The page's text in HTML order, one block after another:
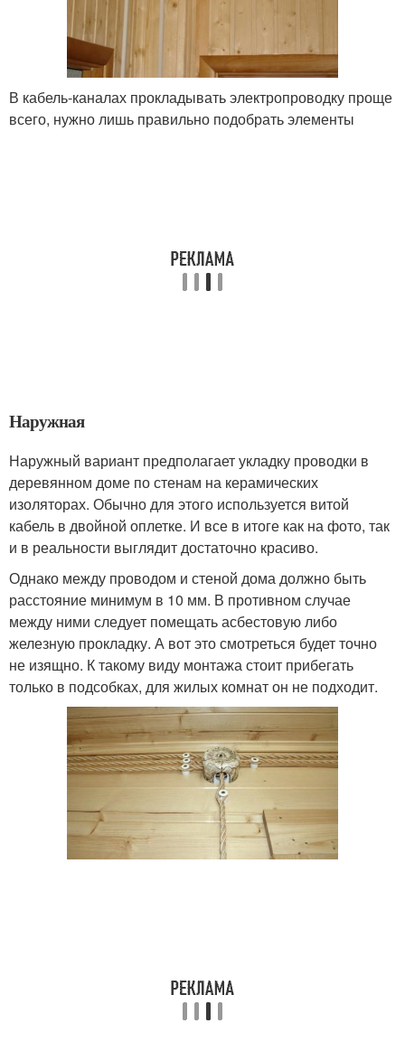
В кабель-каналах прокладывать электропроводку проще
всего, нужно лишь правильно подобрать элементы
Наружная
Наружный вариант предполагает укладку проводки в
деревянном доме по стенам на керамических
изоляторах. Обычно для этого используется витой
кабель в двойной оплетке. И все в итоге как на фото, так
и в реальности выглядит достаточно красиво.
Однако между проводом и стеной дома должно быть
расстояние минимум в 10 мм. В противном случае
между ними следует помещать асбестовую либо
железную прокладку. А вот это смотреться будет точно
не изящно. К такому виду монтажа стоит прибегать
только в подсобках, для жилых комнат он не подходит.